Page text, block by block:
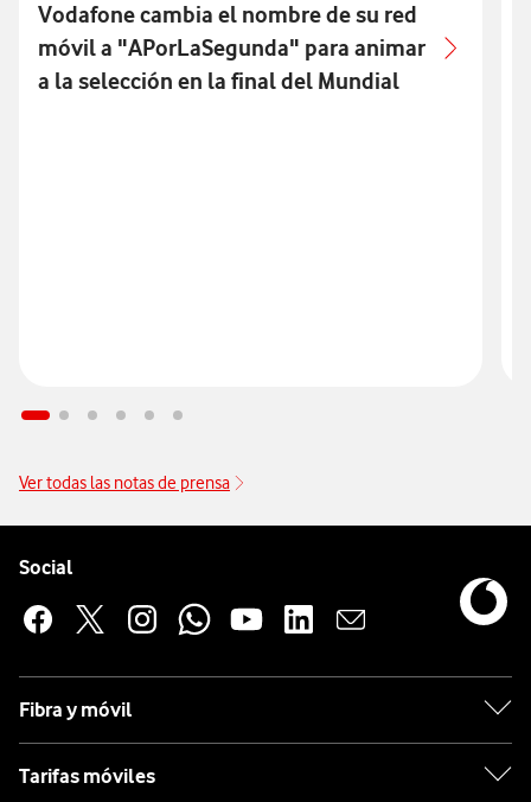
Vodafone cambia el nombre de su red
móvil a "APorLaSegunda" para animar
a la selección en la final del Mundial
Ver todas las notas de prensa
Social
Fibra y móvil
Tarifas móviles